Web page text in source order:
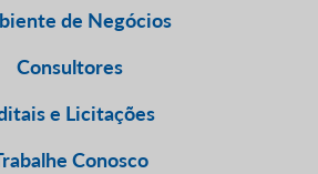
de Negócios
Consultores
e Licitações
Conosco